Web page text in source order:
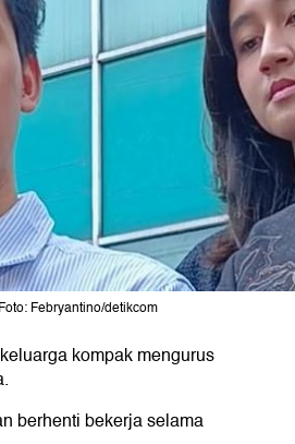
Febryantino/detikcom
kompak mengurus
berhenti bekerja selama